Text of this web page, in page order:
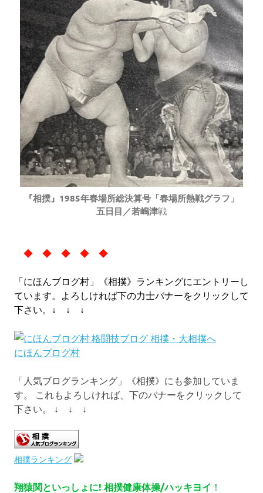
『相撲』1985年春場所総決算号「春場所熱戦グラフ」
五日目／若嶋津戦
◆ ◆ ◆ ◆ ◆
「にほんブログ村」《相撲》ランキングにエントリーし
ています。よろしければ下の力士バナーをクリックして
下さい。 ↓ ↓ ↓
にほんブログ村
「人気ブログランキング」《相撲》にも参加していま
す。 これもよろしければ、下のバナーをクリックして
下さい。 ↓ ↓ ↓
相撲ランキング
翔猿関といっしょに! 相撲健康体操/ハッキヨイ ！